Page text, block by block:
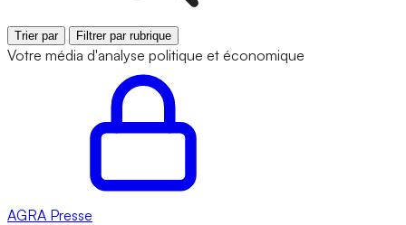
Trier par Filtrer par rubrique
Votre média d'analyse politique et économique
AGRA Presse